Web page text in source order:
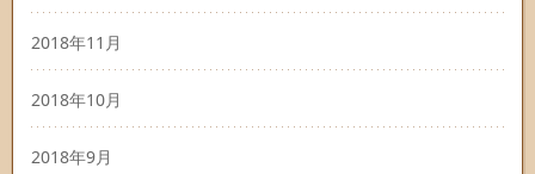
2018年11月
2018年10月
2018年9月